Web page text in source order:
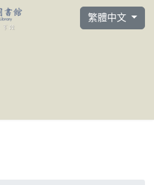
選擇你的語言
繁體中文